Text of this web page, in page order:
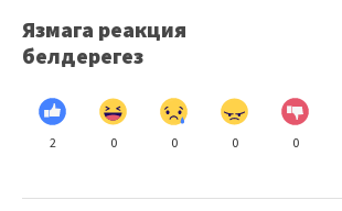
Язмага реакция
белдерегез
2 0 0 0 0